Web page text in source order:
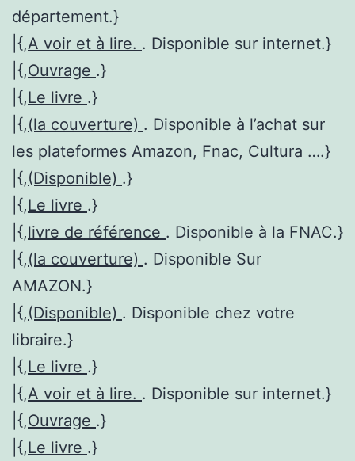
département.}
|{,A voir et à lire. . Disponible sur internet.}
|{,Ouvrage .}
|{,Le livre .}
|{,(la couverture) . Disponible à l’achat sur
les plateformes Amazon, Fnac, Cultura ….}
|{,(Disponible) .}
|{,Le livre .}
|{,livre de référence . Disponible à la FNAC.}
|{,(la couverture) . Disponible Sur
AMAZON.}
|{,(Disponible) . Disponible chez votre
libraire.}
|{,Le livre .}
|{,A voir et à lire. . Disponible sur internet.}
|{,Ouvrage .}
|{,Le livre .}